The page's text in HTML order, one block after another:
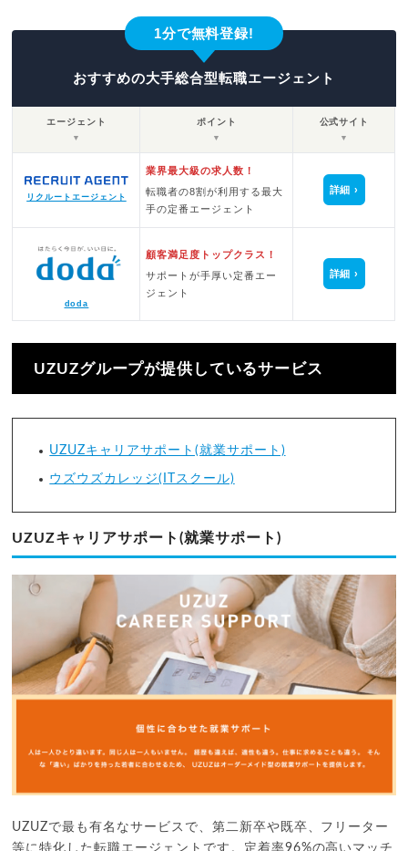
1分で無料登録!
おすすめの大手総合型転職エージェント
エージェント
▼
ポイント
▼
公式サイト
▼
リクルートエージェント
業界最大級の求人数！
転職者の8割が利用する最大
手の定番エージェント
詳細
doda
顧客満足度トップクラス！
サポートが手厚い定番エー
ジェント
詳細
UZUZグループが提供しているサービス
UZUZキャリアサポート(就業サポート)
ウズウズカレッジ(ITスクール)
UZUZキャリアサポート(就業サポート)
UZUZで最も有名なサービスで、第二新卒や既卒、フリーター
等に特化した転職エージェントです。定着率96%の高いマッチ